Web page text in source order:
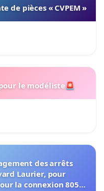
de pièces « CVPEM »
le modéliste🚨
des arrêts
Laurier, pour
la connexion 805-